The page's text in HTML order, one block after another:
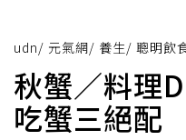
udn/ 元氣網/ 養生/ 聰明飲
秋蟹／料理
吃蟹三絕配